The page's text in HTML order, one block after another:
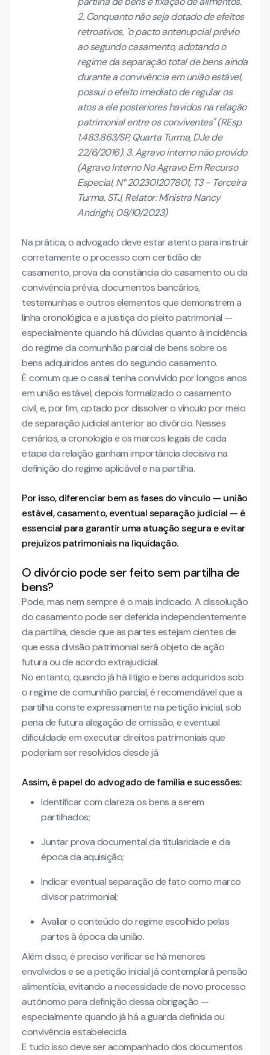
2. Conquanto não seja dotado de efeitos
retroativos, "o pacto antenupcial prévio
ao segundo casamento, adotando o
regime da separação total de bens ainda
durante a convivência em união estável,
possui o efeito imediato de regular os
atos a ele posteriores havidos na relação
patrimonial entre os conviventes" (REsp
1.483.863/SP, Quarta Turma, DJe de
22/6/2016). 3. Agravo interno não provido.
(Agravo Interno No Agravo Em Recurso
Especial, N° 202301207801, T3 - Terceira
Turma, STJ, Relator: Ministra Nancy
Andrighi, 08/10/2023)
Na prática, o advogado deve estar atento para instruir
corretamente o processo com certidão de
casamento, prova da constância do casamento ou da
convivência prévia, documentos bancários,
testemunhas e outros elementos que demonstrem a
linha cronológica e a justiça do pleito patrimonial —
especialmente quando há dúvidas quanto à incidência
do regime da comunhão parcial de bens sobre os
bens adquiridos antes do segundo casamento.
É comum que o casal tenha convivido por longos anos
em união estável, depois formalizado o casamento
civil, e, por fim, optado por dissolver o vínculo por meio
de separação judicial anterior ao divórcio. Nesses
cenários, a cronologia e os marcos legais de cada
etapa da relação ganham importância decisiva na
definição do regime aplicável e na partilha.
Por isso, diferenciar bem as fases do vínculo — união
estável, casamento, eventual separação judicial — é
essencial para garantir uma atuação segura e evitar
prejuízos patrimoniais na liquidação.
O divórcio pode ser feito sem partilha de
bens?
Pode, mas nem sempre é o mais indicado. A dissolução
do casamento pode ser deferida independentemente
da partilha, desde que as partes estejam cientes de
que essa divisão patrimonial será objeto de ação
futura ou de acordo extrajudicial.
No entanto, quando já há litígio e bens adquiridos sob
o regime de comunhão parcial, é recomendável que a
partilha conste expressamente na petição inicial, sob
pena de futura alegação de omissão, e eventual
dificuldade em executar direitos patrimoniais que
poderiam ser resolvidos desde já.
Assim, é papel do advogado de família e sucessões:
Identificar com clareza os bens a serem
partilhados;
Juntar prova documental da titularidade e da
época da aquisição;
Indicar eventual separação de fato como marco
divisor patrimonial;
Avaliar o conteúdo do regime escolhido pelas
partes à época da união.
Além disso, é preciso verificar se há menores
envolvidos e se a petição inicial já contemplará pensão
alimentícia, evitando a necessidade de novo processo
autônomo para definição dessa obrigação —
especialmente quando já há a guarda definida ou
convivência estabelecida.
E tudo isso deve ser acompanhado dos documentos